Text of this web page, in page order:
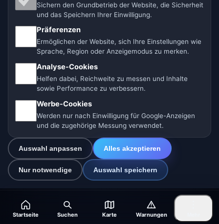
🇨🇿 Tschechien 🇭🇷 Kroatien 🇧🇬 Bulgarien
🇩🇪🇦🇹🇨🇭 Deutschland / Österreich / Schweiz
🌎 Lateinamerika und Spanien 🇮🇳 Süd- und Südostasien
🌍 Internationales Wetternetzwerk
21135550 |info@vorhersage.online
© 2026 Vorhersage Online · Daten: Open-Meteo (ECMWF, ICON) ·
BrightSky · OpenWeatherMap · Warnungen: MeteoSchweiz
Startseite Suchen Karte Warnungen
Sichern den Grundbetrieb der Website, die Sicherheit
und das Speichern Ihrer Einwilligung.
Präferenzen
Ermöglichen der Website, sich Ihre Einstellungen wie
Sprache, Region oder Anzeigemodus zu merken.
Analyse-Cookies
Helfen dabei, Reichweite zu messen und Inhalte
sowie Performance zu verbessern.
Werbe-Cookies
Werden nur nach Einwilligung für Google-Anzeigen
und die zugehörige Messung verwendet.
Auswahl anpassen Alles akzeptieren
Nur notwendige Auswahl speichern